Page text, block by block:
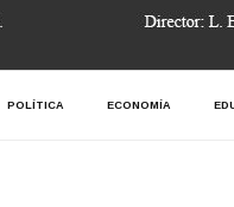
POLÍTICA ECONOMÍA